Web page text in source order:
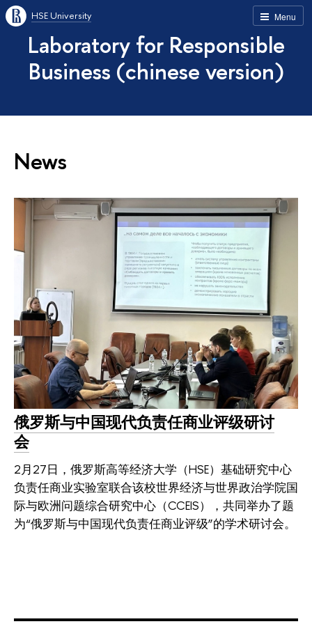
Menu
HSE University
Laboratory for Responsible
Business (chinese version)
News
俄罗斯与中国现代负责任商业评级研讨
会
2月27日，俄罗斯高等经济大学（HSE）基础研究中心
负责任商业实验室联合该校世界经济与世界政治学院国
际与欧洲问题综合研究中心（CCEIS），共同举办了题
为“俄罗斯与中国现代负责任商业评级”的学术研讨会。